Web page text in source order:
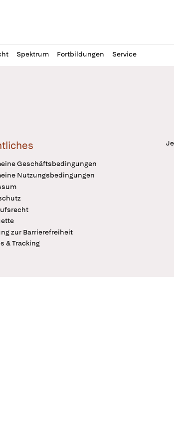
Spektrum Fortbildungen Service
Geschäftsbedingungen
Nutzungsbedingungen
zur Barrierefreiheit
& Tracking